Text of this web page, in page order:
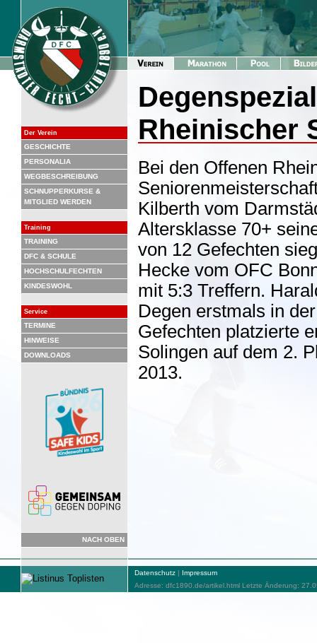
Der Verein
GESCHICHTE
PERSONALIA
WEGBESCHREIBUNG
SCHNUPPERKURSE &
MITGLIED WERDEN
Training
TRAINING
DFC & SCHULE
HOCHSCHULFECHTEN
KINDESWOHL
Service
TERMINE
HINWEISE
DOWNLOADS
Rheinischer
Bei den Offenen
Kilberth vom
Altersklasse 70+
von 12 Gefechten
Hecke vom OFC
mit 5:3 Treffern.
Degen erstmals in
Gefechten platzierte
Solingen auf dem 2.
2013.
NACH OBEN
Datenschutz | Impressum
Adresse: dfc1890.de/artikel.html Letzte Änderung: